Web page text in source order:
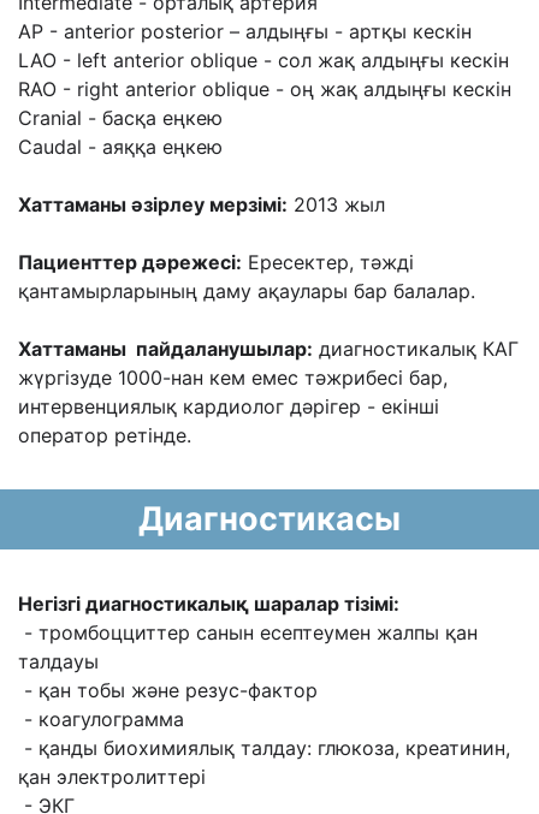
AP - anterior posterior – алдыңғы - артқы кескін
LAO - left anterior oblique - сол жақ алдыңғы кескін
RAO - right anterior oblique - оң жақ алдыңғы кескін
Cranial - басқа еңкею
Caudal - аяққа еңкею
Хаттаманы әзірлеу мерзімі: 2013 жыл
Пациенттер дәрежесі: Ересектер, тәжді
қантамырларының даму ақаулары бар балалар.
Хаттаманы пайдаланушылар: диагностикалық КАГ
жүргізуде 1000-нан кем емес тәжрибесі бар,
интервенциялық кардиолог дәрігер - екінші
оператор ретінде.
Диагностикасы
Негізгі диагностикалық шаралар тізімі:
- тромбоцциттер санын есептеумен жалпы қан
талдауы
- қан тобы және резус-фактор
- коагулограмма
- қанды биохимиялық талдау: глюкоза, креатинин,
қан электролиттері
- ЭКГ